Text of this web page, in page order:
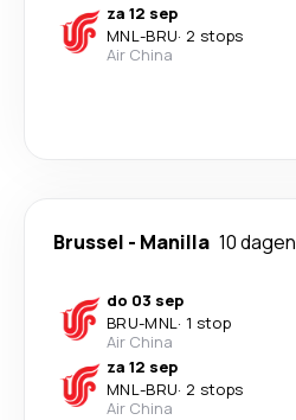
za 12 sep
MNL-BRU· 2 stops
Air China
Brussel - Manilla 10 dagen
do 03 sep
BRU-MNL· 1 stop
Air China
za 12 sep
MNL-BRU· 2 stops
Air China